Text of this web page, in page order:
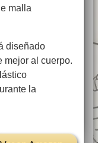
malla
diseñado
mejor al cuerpo.
la